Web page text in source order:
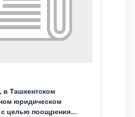
в Ташкентском
юридическом
с целью поощрения